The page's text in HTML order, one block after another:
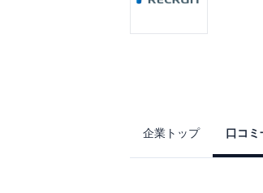
企業トップ 口コミ